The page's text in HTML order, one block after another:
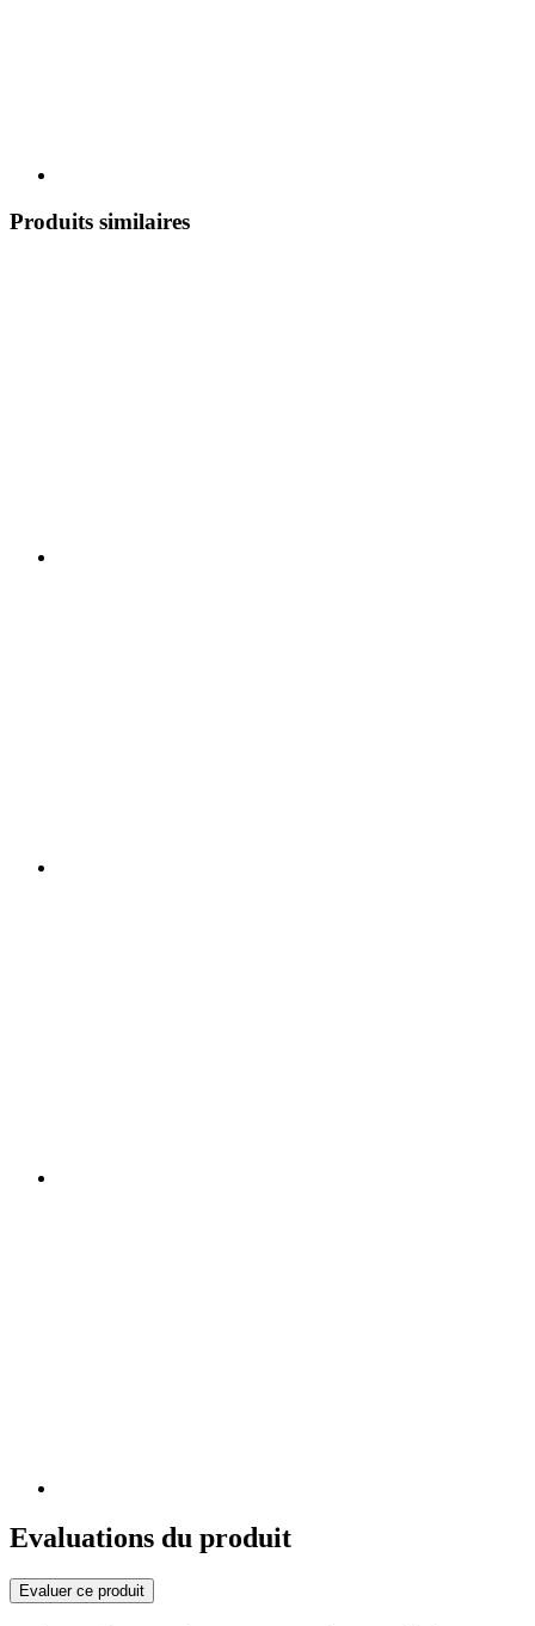
Produits similaires
Evaluations du produit
Evaluer ce produit